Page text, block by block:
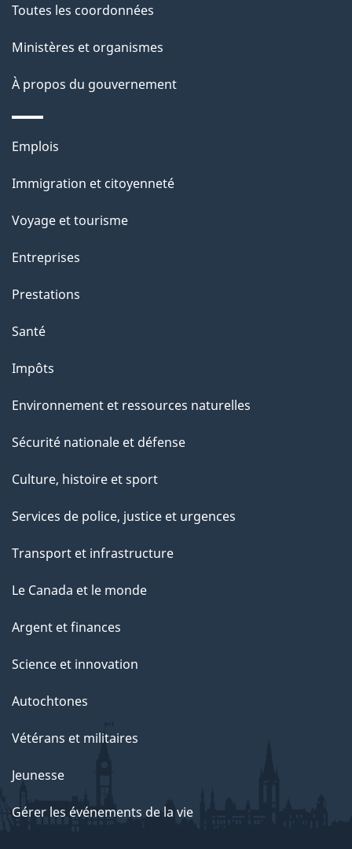
p
a
g
e
Toutes les coordonnées
Ministères et organismes
À propos du gouvernement
Thèmes
sujets
Emplois
Immigration et citoyenneté
Voyage et tourisme
Entreprises
Prestations
Santé
Impôts
Environnement et ressources naturelles
Sécurité nationale et défense
Culture, histoire et sport
Services de police, justice et urgences
Transport et infrastructure
Le Canada et le monde
Argent et finances
Science et innovation
Autochtones
Vétérans et militaires
Jeunesse
Gérer les événements de la vie